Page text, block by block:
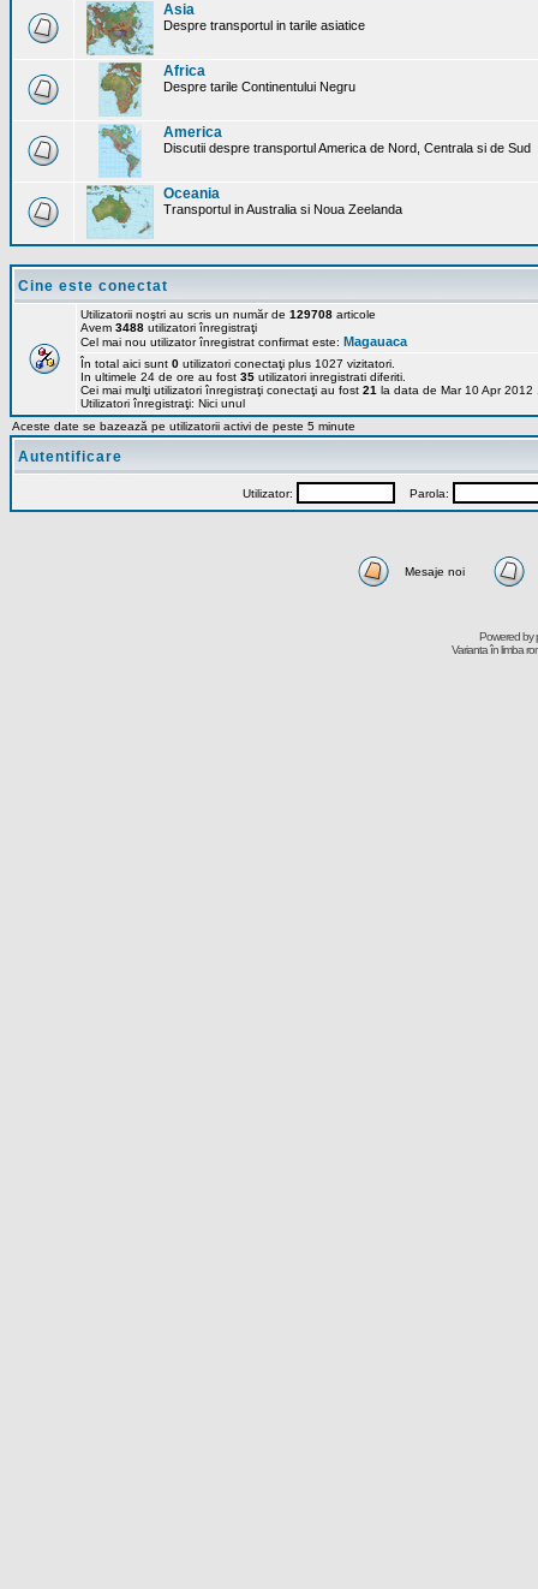
Asia
Despre transportul in tarile asiatice
Africa
Despre tarile Continentului Negru
America
Discutii despre transportul America de Nord, Centrala si de Sud
Oceania
Transportul in Australia si Noua Zeelanda
Cine este conectat
Utilizatorii noştri au scris un număr de 129708 articole
Avem 3488 utilizatori înregistraţi
Cel mai nou utilizator înregistrat confirmat este: Magauaca
În total aici sunt 0 utilizatori conectaţi plus 1027 vizitatori.
In ultimele 24 de ore au fost 35 utilizatori inregistrati diferiti.
Cei mai mulţi utilizatori înregistraţi conectaţi au fost 21 la data de Mar 10 Apr 2012
Utilizatori înregistraţi: Nici unul
Aceste date se bazează pe utilizatorii activi de peste 5 minute
Autentificare
Utilizator: Parola:
Mesaje noi
Powered by
Varianta în limba